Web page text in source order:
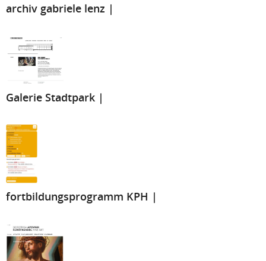
archiv gabriele lenz |
Galerie Stadtpark |
fortbildungsprogramm KPH |